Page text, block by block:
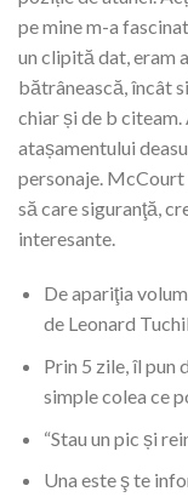
pe mine m-a
un clipită dat, eram
bătrânească, încât
chiar și de b
atașamentului
personaje. McCourt
să care siguranţă,
interesante.
De apariţia
de Leonard
Prin 5 zile, îl pun
simple colea ce
“Stau un pic și
Una este ş te